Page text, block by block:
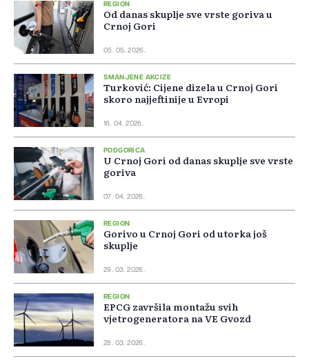
REGION
Od danas skuplje sve vrste goriva u
Crnoj Gori
05. 05. 2026.
SMANJENE AKCIZE
Turković: Cijene dizela u Crnoj Gori
skoro najjeftinije u Evropi
16. 04. 2026.
PODGORICA
U Crnoj Gori od danas skuplje sve vrste
goriva
07. 04. 2026.
REGION
Gorivo u Crnoj Gori od utorka još
skuplje
29. 03. 2026.
REGION
EPCG završila montažu svih
vjetrogeneratora na VE Gvozd
28. 03. 2026.